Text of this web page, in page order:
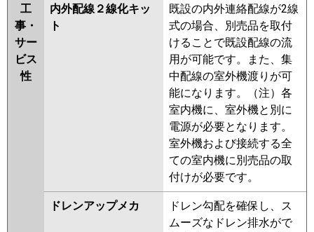
工
事・
サー
ビス
性
内外配線２線化キッ
ト
既設の内外連絡配線が2線
式の場合、別売品を取付
けることで既設配線の流
用が可能です。また、集
中配線の室外機渡りが可
能になります。（注）各
室内機に、室外機と別に
電源が必要となります。
室外機および接続する全
ての室内機に別売品の取
付けが必要です。
ドレンアップメカ
ドレン勾配を確保し、ス
ムーズなドレン排水がで